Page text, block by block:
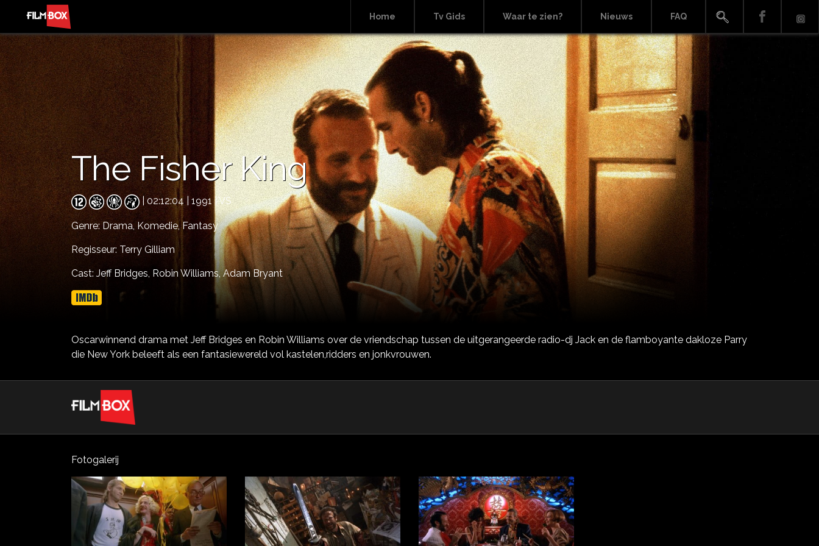
Home Tv Gids Waar te zien? Nieuws FAQ
The Fisher King
| 02:12:04 | 1991 | VS
Genre:Drama, Komedie,Fantasy
Regisseur: Terry Gilliam
Cast: Jeff Bridges, Robin Williams,Adam Bryant
Oscarwinnend drama met Jeff Bridges en Robin Williams over de vriendschap tussen de uitgerangeerde radio-dj Jack en de flamboyante dakloze Parry
die New York beleeft als een fantasiewereld vol kastelen,ridders en jonkvrouwen.
Fotogalerij